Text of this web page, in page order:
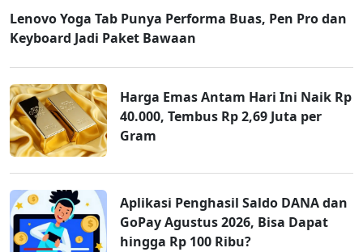
Lenovo Yoga Tab Punya Performa Buas, Pen Pro dan
Keyboard Jadi Paket Bawaan
Harga Emas Antam Hari Ini Naik Rp
40.000, Tembus Rp 2,69 Juta per
Gram
Aplikasi Penghasil Saldo DANA dan
GoPay Agustus 2026, Bisa Dapat
hingga Rp 100 Ribu?